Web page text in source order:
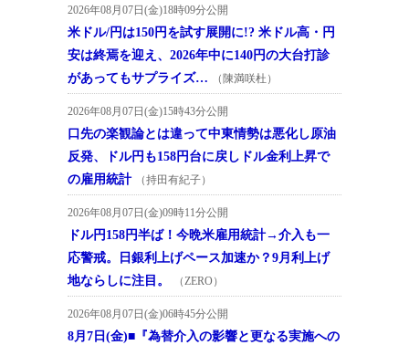
2026年08月07日(金)18時09分公開
米ドル/円は150円を試す展開に!? 米ドル高・円
安は終焉を迎え、2026年中に140円の大台打診
があってもサプライズ…
（陳満咲杜）
2026年08月07日(金)15時43分公開
口先の楽観論とは違って中東情勢は悪化し原油
反発、ドル円も158円台に戻しドル金利上昇で
の雇用統計
（持田有紀子）
2026年08月07日(金)09時11分公開
ドル円158円半ば！今晩米雇用統計→介入も一
応警戒。日銀利上げペース加速か？9月利上げ
地ならしに注目。
（ZERO）
2026年08月07日(金)06時45分公開
8月7日(金)■『為替介入の影響と更なる実施への